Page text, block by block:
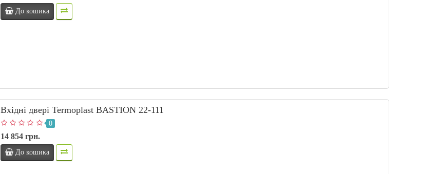
До кошика
Вхідні двері Termoplast BASTION 22-111
0
14 854 грн.
До кошика